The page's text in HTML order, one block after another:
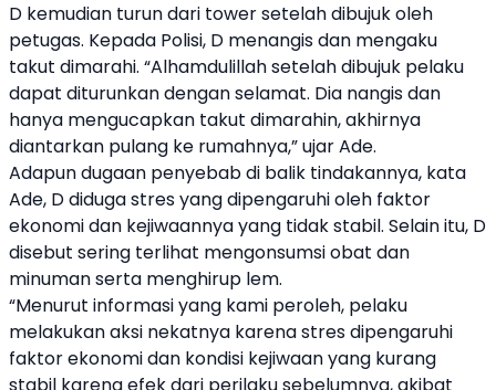
D kemudian turun dari tower setelah dibujuk oleh
petugas. Kepada Polisi, D menangis dan mengaku
takut dimarahi. “Alhamdulillah setelah dibujuk pelaku
dapat diturunkan dengan selamat. Dia nangis dan
hanya mengucapkan takut dimarahin, akhirnya
diantarkan pulang ke rumahnya,” ujar Ade.
Adapun dugaan penyebab di balik tindakannya, kata
Ade, D diduga stres yang dipengaruhi oleh faktor
ekonomi dan kejiwaannya yang tidak stabil. Selain itu, D
disebut sering terlihat mengonsumsi obat dan
minuman serta menghirup lem.
“Menurut informasi yang kami peroleh, pelaku
melakukan aksi nekatnya karena stres dipengaruhi
faktor ekonomi dan kondisi kejiwaan yang kurang